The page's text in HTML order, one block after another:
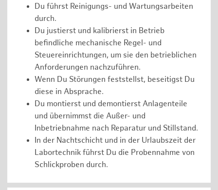
Du führst Reinigungs- und Wartungsarbeiten
durch.
Du justierst und kalibrierst in Betrieb
befindliche mechanische Regel- und
Steuereinrichtungen, um sie den betrieblichen
Anforderungen nachzuführen.
Wenn Du Störungen feststellst, beseitigst Du
diese in Absprache.
Du montierst und demontierst Anlagenteile
und übernimmst die Außer- und
Inbetriebnahme nach Reparatur und Stillstand.
In der Nachtschicht und in der Urlaubszeit der
Labortechnik führst Du die Probennahme von
Schlickproben durch.